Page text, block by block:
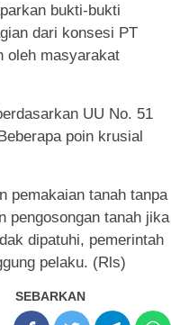
bukti-bukti
dari konsesi PT
oleh masyarakat
UU No. 51
poin krusial
pemakaian tanah tanpa
pengosongan tanah jika
dipatuhi, pemerintah
pelaku. (Rls)
SEBARKAN